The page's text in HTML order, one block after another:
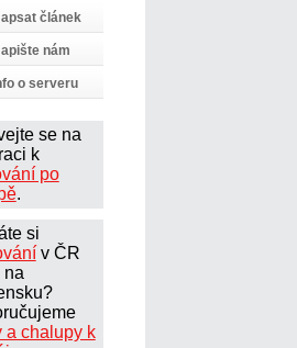
článek
nám
o serveru
se na
k
po
.
si
v ČR
na
a chalupy k